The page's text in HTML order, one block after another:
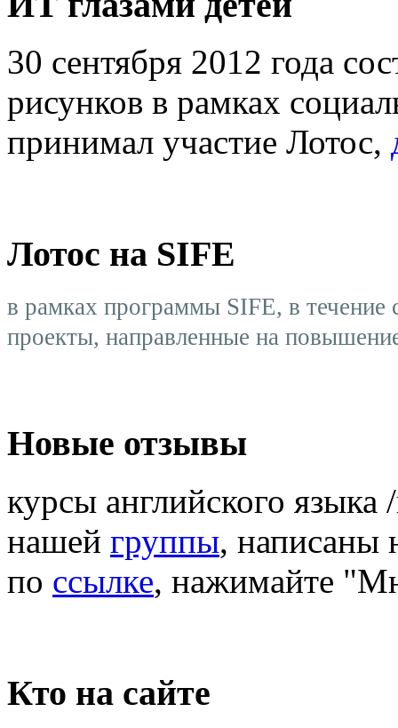
30 сентября 2012 года
рисунков в рамках
принимал участие Лотос,
Лотос на SIFE
в рамках программы SIFE, в течение
проекты, направленные на
Новые отзывы
курсы английского
нашей группы, написаны
по ссылке, нажимайте
Кто на сайте